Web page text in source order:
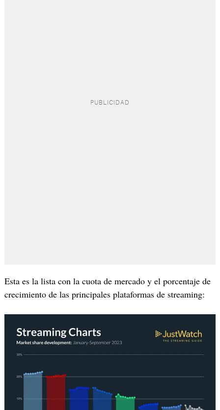
Esta es la lista con la cuota de mercado y el porcentaje de
crecimiento de las principales plataformas de streaming: